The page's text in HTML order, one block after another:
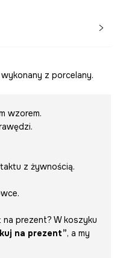
z porcelany.
wzorem.
z żywnością.
prezent? W koszyku
na prezent”, a my